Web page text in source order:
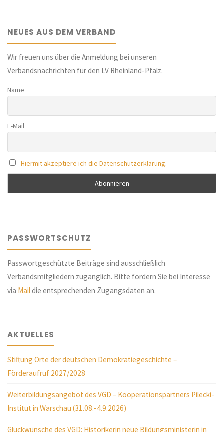
NEUES AUS DEM VERBAND
Wir freuen uns über die Anmeldung bei unseren
Verbandsnachrichten für den LV Rheinland-Pfalz.
Name
E-Mail
Hiermit akzeptiere ich die Datenschutzerklärung.
PASSWORTSCHUTZ
Passwortgeschützte Beiträge sind ausschließlich
Verbandsmitgliedern zugänglich. Bitte fordern Sie bei Interesse
via Maildie entsprechenden Zugangsdaten an.
AKTUELLES
Stiftung Orte der deutschen Demokratiegeschichte –
Förderaufruf 2027/2028
Weiterbildungsangebot des VGD – Kooperationspartners Pilecki-
Institut in Warschau (31.08.-4.9.2026)
Glückwünsche des VGD: Historikerin neue Bildungsministerin in